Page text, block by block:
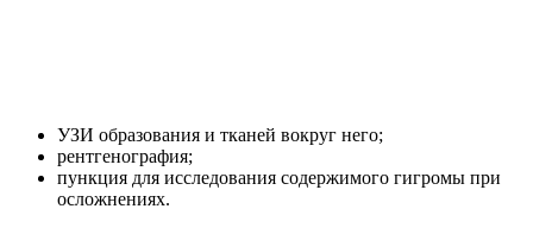
УЗИ образования и тканей вокруг него;
рентгенография;
пункция для исследования содержимого гигромы при
осложнениях.